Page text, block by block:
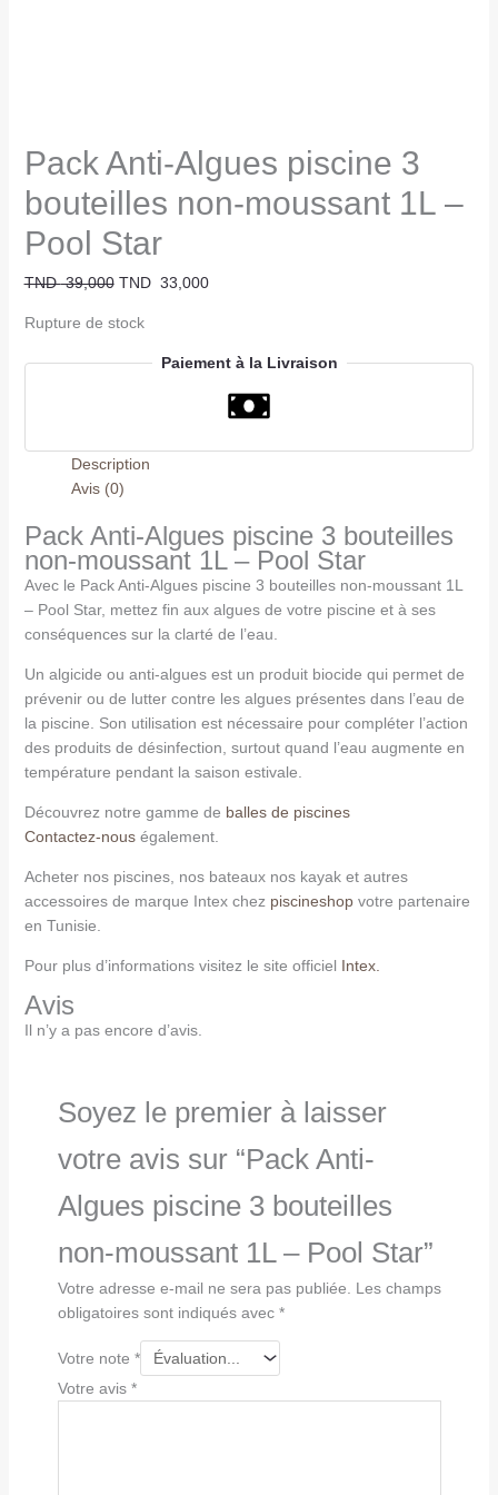
Pack Anti-Algues piscine 3
bouteilles non-moussant 1L –
Pool Star
TND39,000 TND 33,000
Rupture de stock
Paiement à la Livraison
Description
Avis (0)
Pack Anti-Algues piscine 3 bouteilles
non-moussant 1L – Pool Star
Avec le Pack Anti-Algues piscine 3 bouteilles non-moussant 1L
– Pool Star, mettez fin aux algues de votre piscine et à ses
conséquences sur la clarté de l’eau.
Un algicide ou anti-algues est un produit biocide qui permet de
prévenir ou de lutter contre les algues présentes dans l’eau de
la piscine. Son utilisation est nécessaire pour compléter l’action
des produits de désinfection, surtout quand l’eau augmente en
température pendant la saison estivale.
Découvrez notre gamme de balles de piscines
Contactez-nouségalement.
Acheter nos piscines, nos bateaux nos kayak et autres
accessoires de marque Intex chez piscineshopvotre partenaire
en Tunisie.
Pour plus d’informations visitez le site officiel Intex.
Avis
Il n’y a pas encore d’avis.
Soyez le premier à laisser
votre avis sur “Pack Anti-
Algues piscine 3 bouteilles
non-moussant 1L – Pool Star”
Votre adresse e-mail ne sera pas publiée.
Les champs
obligatoires sont indiqués avec *
Votre note *
Votre avis *